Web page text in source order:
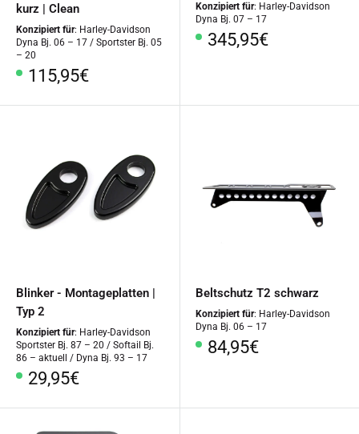
kurz | Clean
Konzipiert für: Harley-Davidson
Dyna Bj. 06 – 17 / Sportster Bj. 05
– 20
Sonderpreis
115,95€
Konzipiert für: Harley-Davidson
Dyna Bj. 07 – 17
Sonderpreis
345,95€
Blinker - Montageplatten |
Typ 2
Konzipiert für: Harley-Davidson
Sportster Bj. 87 – 20 / Softail Bj.
86 – aktuell / Dyna Bj. 93 – 17
Sonderpreis
29,95€
Beltschutz T2 schwarz
Konzipiert für: Harley-Davidson
Dyna Bj. 06 – 17
Sonderpreis
84,95€